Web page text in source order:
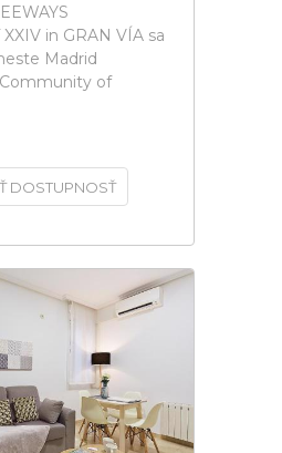
in GRAN VÍA sa
Madrid
of
DOSTUPNOSŤ